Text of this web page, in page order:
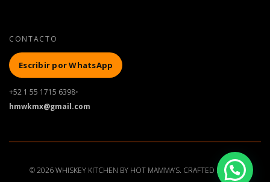
CONTACTO
Escribir por WhatsApp
+52 1 55 1715 6398•
hmwkmx@gmail.com
© 2026 WHISKEY KITCHEN BY HOT MAMMA’S. CRAFTED BY ALB.